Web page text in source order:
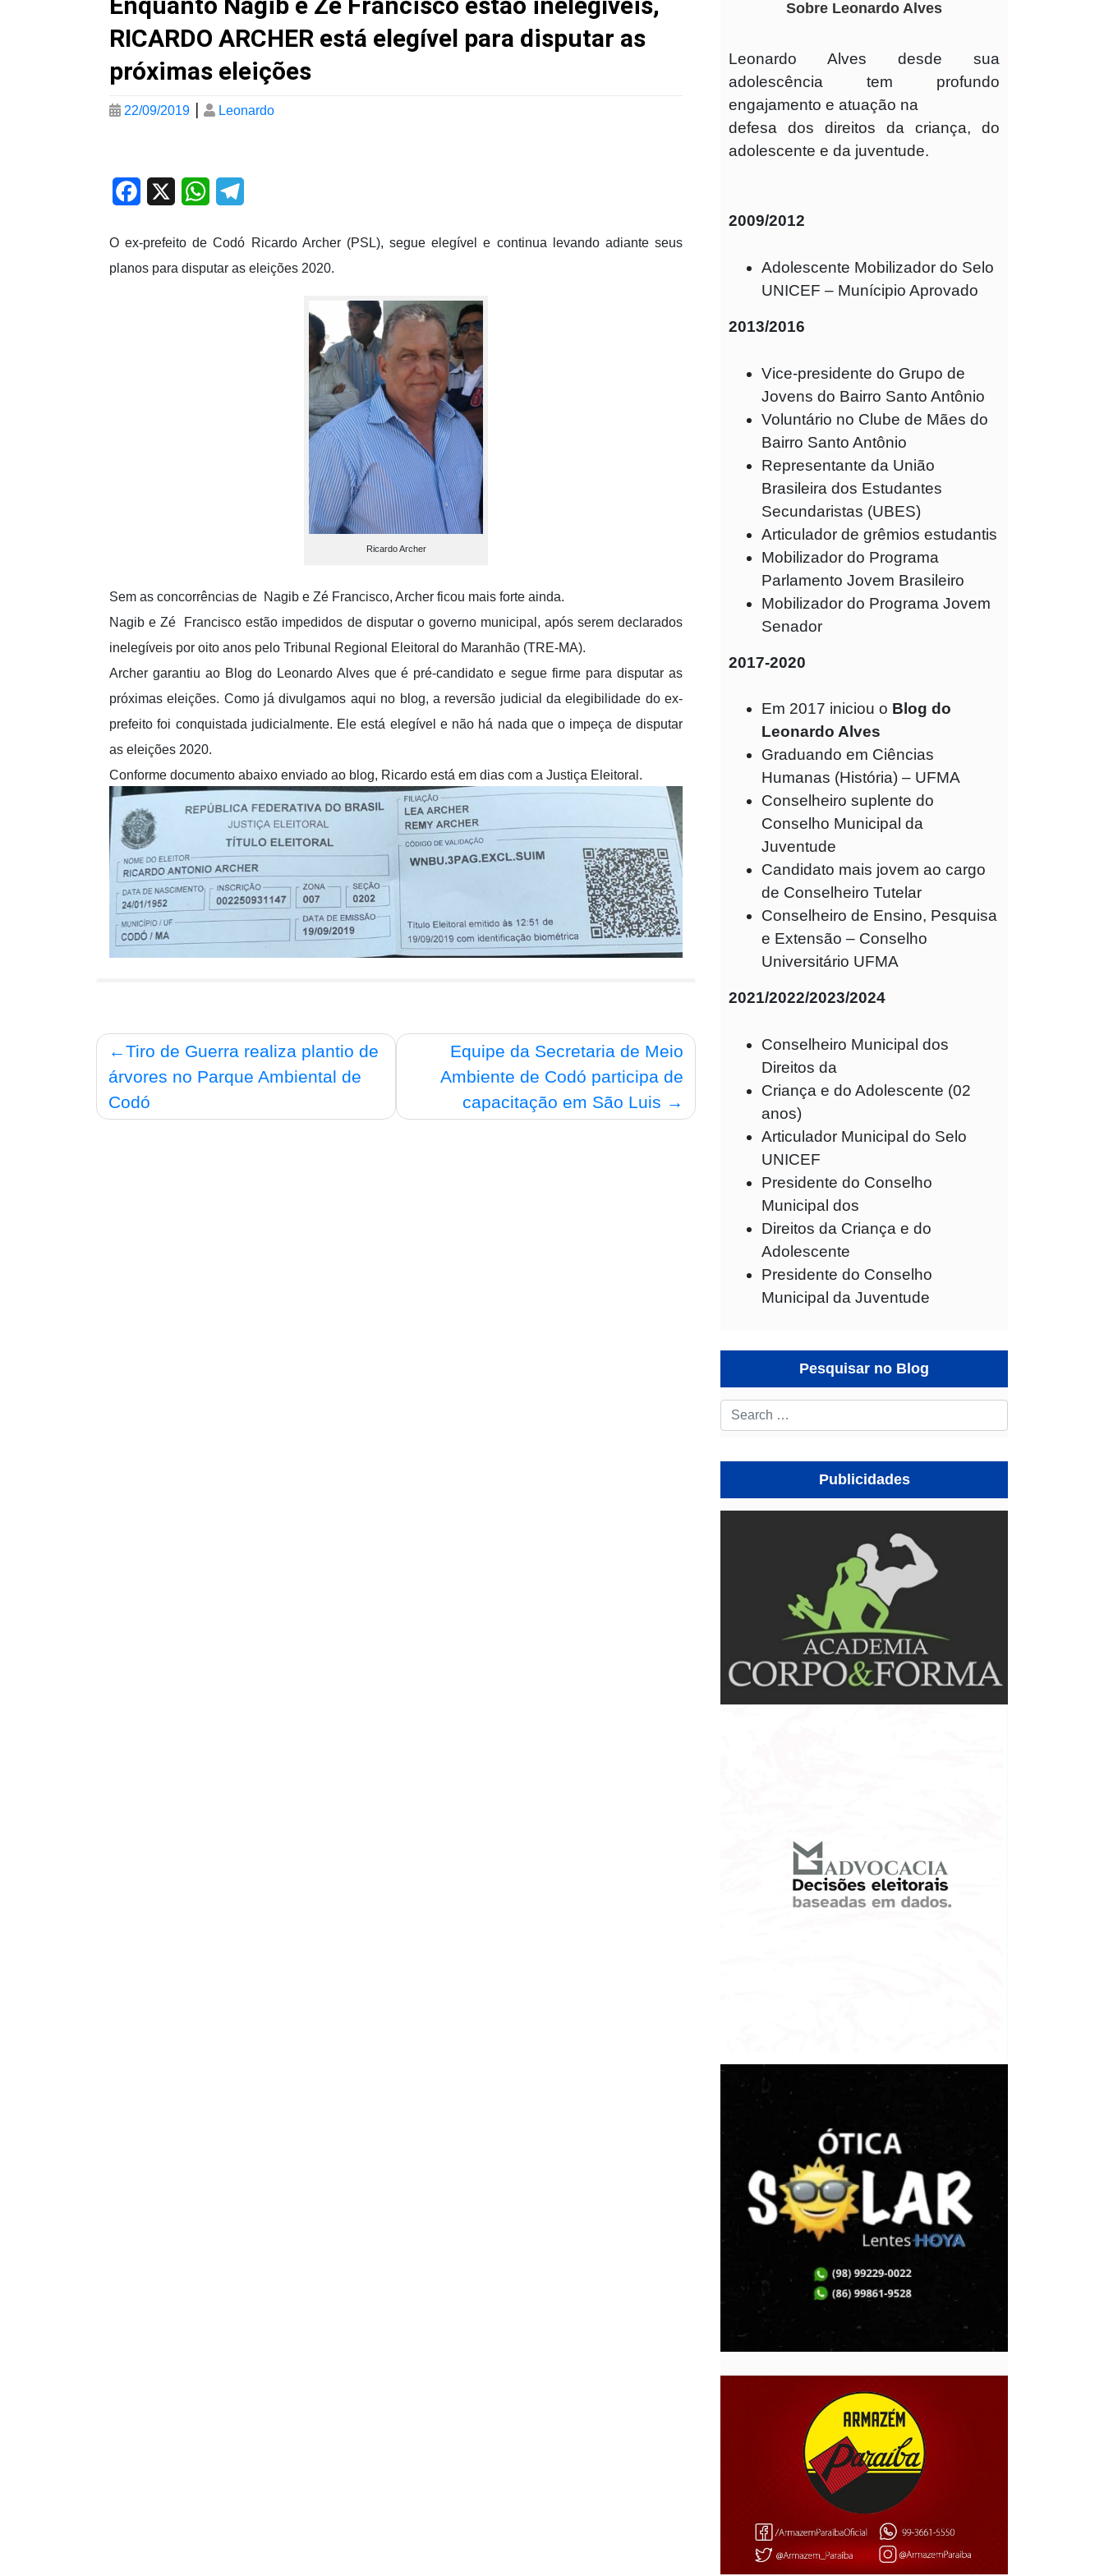
RICARDO ARCHER está elegível para disputar as
próximas eleições
22/09/2019 | Leonardo
Facebook WhatsApp
O ex-prefeito de Codó Ricardo Archer (PSL), segue elegível e continua levando adiante seus
planos para disputar as eleições 2020.
Ricardo Archer
Sem as concorrências de Nagib e Zé Francisco, Archer ficou mais forte ainda.
Nagib e Zé Francisco estão impedidos de disputar o governo municipal, após serem declarados
inelegíveis por oito anos pelo Tribunal Regional Eleitoral do Maranhão (TRE-MA).
Archer garantiu ao Blog do Leonardo Alves que é pré-candidato e segue firme para disputar as
próximas eleições. Como já divulgamos aqui no blog, a reversão judicial da elegibilidade do ex-
prefeito foi conquistada judicialmente. Ele está elegível e não há nada que o impeça de disputar
as eleições 2020.
Conforme documento abaixo enviado ao blog, Ricardo está em dias com a Justiça Eleitoral.
Navegação
de
Post
Tiro de Guerra realiza plantio de
árvores no Parque Ambiental de
Codó
Equipe da Secretaria de Meio
Ambiente de Codó participa de
capacitação em São Luis
Sobre Leonardo Alves
Leonardo Alves desde sua
adolescência tem profundo
engajamento e atuação na
defesa dos direitos da criança, do
adolescente e da juventude.
2009/2012
Adolescente Mobilizador do Selo
UNICEF – Munícipio Aprovado
2013/2016
Vice-presidente do Grupo de
Jovens do Bairro Santo Antônio
Voluntário no Clube de Mães do
Bairro Santo Antônio
Representante da União
Brasileira dos Estudantes
Secundaristas (UBES)
Articulador de grêmios estudantis
Mobilizador do Programa
Parlamento Jovem Brasileiro
Mobilizador do Programa Jovem
Senador
2017-2020
Em 2017 iniciou o Blog do
Leonardo Alves
Graduando em Ciências
Humanas (História) – UFMA
Conselheiro suplente do
Conselho Municipal da
Juventude
Candidato mais jovem ao cargo
de Conselheiro Tutelar
Conselheiro de Ensino, Pesquisa
e Extensão – Conselho
Universitário UFMA
2021/2022/2023/2024
Conselheiro Municipal dos
Direitos da
Criança e do Adolescente (02
anos)
Articulador Municipal do Selo
UNICEF
Presidente do Conselho
Municipal dos
Direitos da Criança e do
Adolescente
Presidente do Conselho
Municipal da Juventude
Pesquisar no Blog
Publicidades